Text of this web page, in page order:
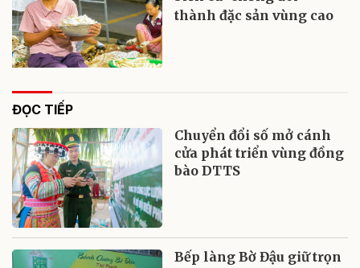
thành đặc sản vùng cao
ĐỌC TIẾP
Chuyển đổi số mở cánh
cửa phát triển vùng đồng
bào DTTS
Bếp làng Bờ Đậu giữ trọn